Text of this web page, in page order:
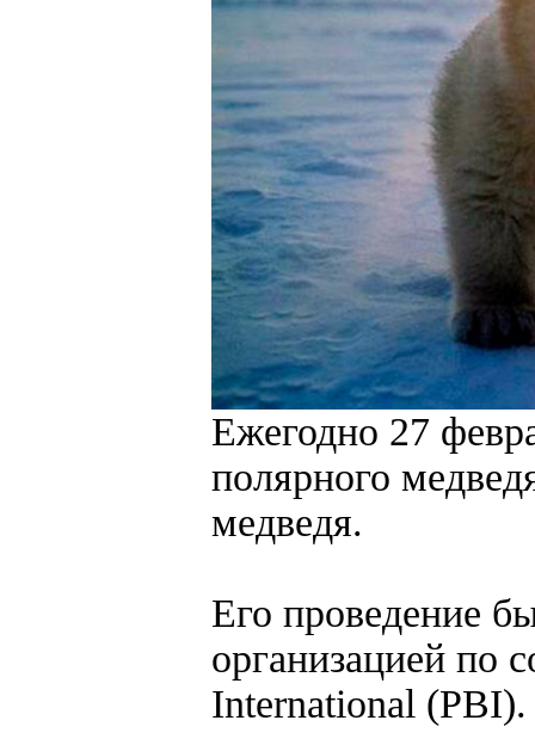
Ежегодно 27
полярного
медведя.
Его проведение
организацией по
International (PBI).